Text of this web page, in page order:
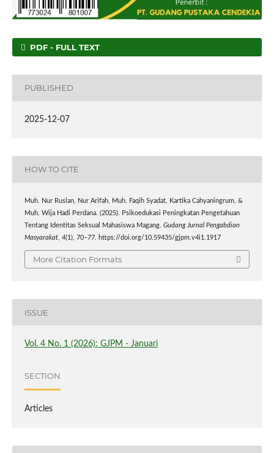
PDF - FULL TEXT
PUBLISHED
2025-12-07
HOW TO CITE
Muh. Nur Ruslan, Nur Arifah, Muh. Faqih Syadat, Kartika Cahyaningrum, &
Muh. Wija Hadi Perdana. (2025). Psikoedukasi Peningkatan Pengetahuan
Tentang Identitas Seksual Mahasiswa Magang. Gudang Jurnal Pengabdian
Masyarakat, 4(1), 70–77. https://doi.org/10.59435/gjpm.v4i1.1917
More Citation Formats
ISSUE
Vol. 4 No. 1 (2026): GJPM - Januari
SECTION
Articles